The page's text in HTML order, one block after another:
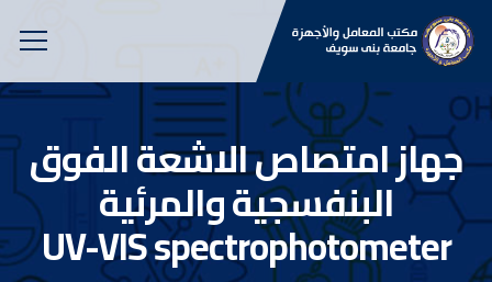
جهاز امتصاص الاشعة الفوق
البنفسجية والمرئية
UV-VIS spectrophotometer